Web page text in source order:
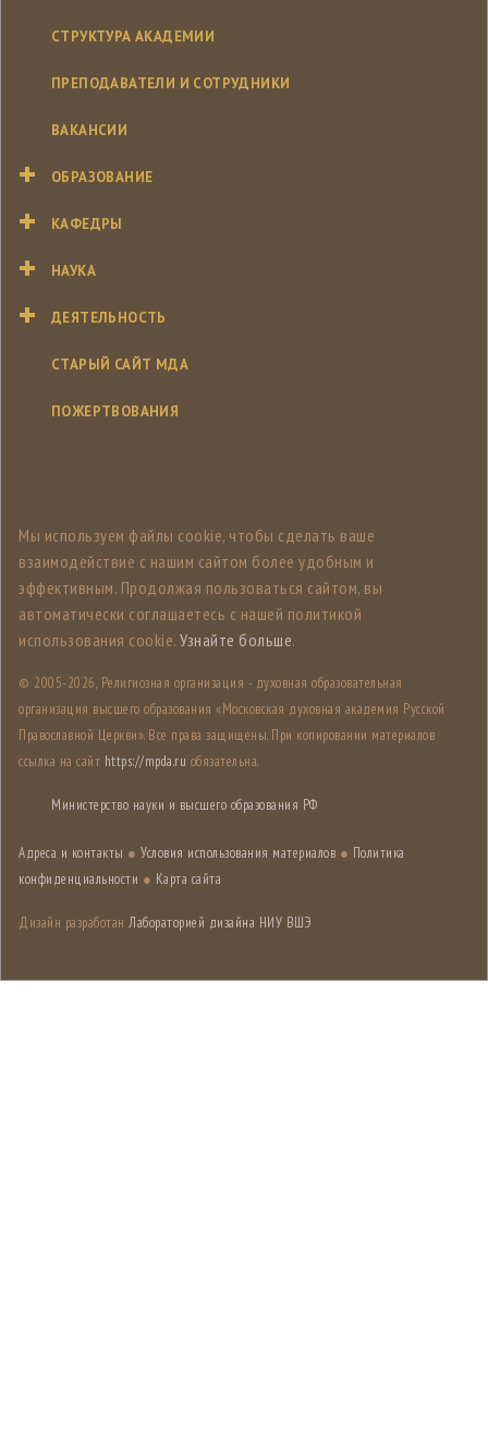
СТРУКТУРА АКАДЕМИИ
ПРЕПОДАВАТЕЛИ И СОТРУДНИКИ
ВАКАНСИИ
ОБРАЗОВАНИЕ
КАФЕДРЫ
НАУКА
ДЕЯТЕЛЬНОСТЬ
СТАРЫЙ САЙТ МДА
ПОЖЕРТВОВАНИЯ
Мы используем файлы cookie, чтобы сделать ваше
взаимодействие с нашим сайтом более удобным и
эффективным. Продолжая пользоваться сайтом, вы
автоматически соглашаетесь с нашей политикой
использования cookie. Узнайте больше.
© 2005-2026, Религиозная организация - духовная образовательная
организация высшего образования «Московская духовная академия Русской
Православной Церкви». Все права защищены. При копировании материалов
ссылка на сайт https://mpda.ru обязательна.
Министерство науки и высшего образования РФ
Адреса и контакты ● Условия использования материалов ● Политика
конфиденциальности ● Карта сайта
Дизайн разработан Лабораторией дизайна НИУ ВШЭ